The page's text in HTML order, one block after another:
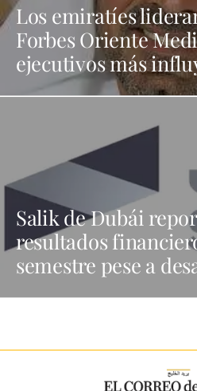
Los emiratíes
Forbes Oriente
ejecutivos más
Salik de Dubái
resultados
semestre pese a